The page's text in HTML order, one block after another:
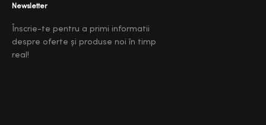
Newsletter
Înscrie-te pentru a primi informatii
despre oferte și produse noi în timp
real!